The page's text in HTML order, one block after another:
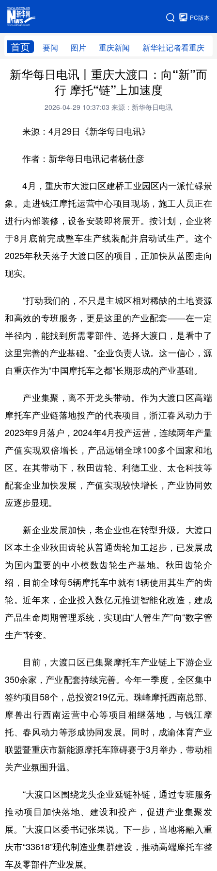
PC版本
首页 要闻 图片 重庆新闻 新华社记者看重庆
网站地图
新华每日电讯丨重庆大渡口：向“新”而
行 摩托“链”上加速度
2026-04-29 10:37:03 来源：新华每日电讯
来源：4月29日《新华每日电讯》
作者：新华每日电讯记者杨仕彦
4月，重庆市大渡口区建桥工业园区内一派忙碌景
象。走进钱江摩托运营中心项目现场，施工人员正在
进行内部装修，设备安装即将展开。按计划，企业将
于8月底前完成整车生产线装配并启动试生产。这个
2025年秋天落子大渡口区的项目，正加快从蓝图走向
现实。
“打动我们的，不只是主城区相对稀缺的土地资源
和高效的专班服务，更是这里的产业配套——在一定
半径内，能找到所需零部件。选择大渡口，是看中了
这里完善的产业基础。”企业负责人说。这一信心，源
自重庆作为“中国摩托车之都”长期形成的产业基础。
产业集聚，离不开龙头带动。作为大渡口区高端
摩托车产业链落地投产的代表项目，浙江春风动力于
2023年9月落户，2024年4月投产运营，连续两年产量
产值实现双倍增长，产品远销全球100多个国家和地
区。在其带动下，秋田齿轮、利德工业、太仓科技等
配套企业加快发展，产值实现较快增长，产业协同效
应逐步显现。
新企业发展加快，老企业也在转型升级。大渡口
区本土企业秋田齿轮从普通齿轮加工起步，已发展成
为国内重要的中小模数齿轮生产基地。秋田齿轮介
绍，目前全球每5辆摩托车中就有1辆使用其生产的齿
轮。近年来，企业投入数亿元推进智能化改造，建成
产品生命周期管理系统，实现由“人管生产”向“数字管
生产”转变。
目前，大渡口区已集聚摩托车产业链上下游企业
350余家，产业配套持续完善。今年一季度，全区集中
签约项目58个，总投资219亿元。珠峰摩托西南总部、
摩兽出行西南运营中心等项目相继落地，与钱江摩
托、春风动力等形成协同发展。同时，成渝体育产业
联盟暨重庆市新能源摩托车障碍赛于3月举办，带动相
关产业氛围升温。
“大渡口区围绕龙头企业延链补链，通过专班服务
推动项目加快落地、建设和投产，促进产业集聚发
展。”大渡口区委书记张果说。下一步，当地将融入重
庆市“33618”现代制造业集群建设，推动高端摩托车整
车及零部件产业发展。